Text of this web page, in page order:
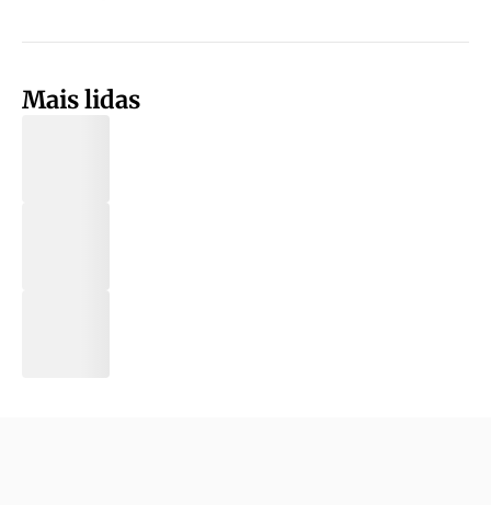
Mais lidas